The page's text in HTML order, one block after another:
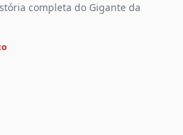
completa do Gigante da